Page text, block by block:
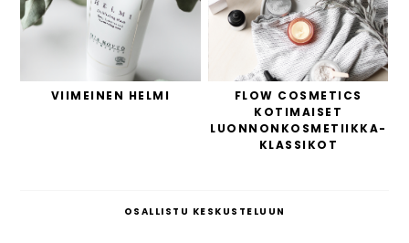
VIIMEINEN HELMI
FLOW COSMETICS
KOTIMAISET
LUONNONKOSMETIIKKA-
KLASSIKOT
OSALLISTU KESKUSTELUUN